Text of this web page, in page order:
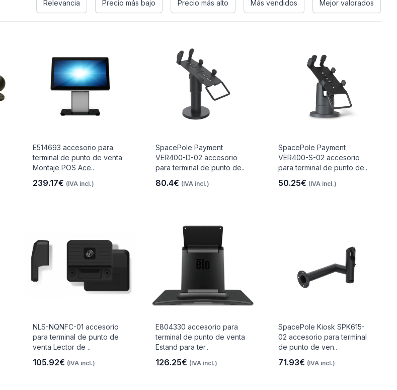
Relevancia Precio más bajo Precio más alto Más vendidos Mejor valorados
E514693 accesorio para
terminal de punto de venta
Montaje POS Ace..
239.17€ (IVA incl.)
SpacePole Payment
VER400-D-02 accesorio
para terminal de punto de..
80.4€ (IVA incl.)
SpacePole Payment
VER400-S-02 accesorio
para terminal de punto de..
50.25€ (IVA incl.)
NLS-NQNFC-01 accesorio
para terminal de punto de
venta Lector de ..
105.92€ (IVA incl.)
E804330 accesorio para
terminal de punto de venta
Estand para ter..
126.25€ (IVA incl.)
SpacePole Kiosk SPK615-
02 accesorio para terminal
de punto de ven..
71.93€ (IVA incl.)